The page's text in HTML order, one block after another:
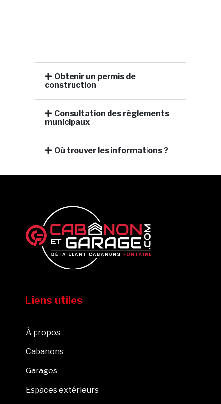
Obtenir un permis de
construction
Consultation des règlements
municipaux
Où trouver les informations ?
Liens utiles
À propos
Cabanons
Garages
Espaces extérieurs